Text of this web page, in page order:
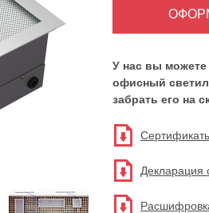
У нас вы можете
офисный
забрать его на
Декларация